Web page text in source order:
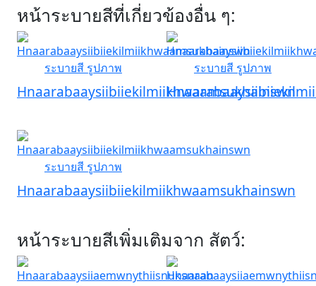
หน้าระบายสีที่เกี่ยวข้องอื่น ๆ:
Hnaarabaaysiibiiekilmiikhwaamsukhainswn
Hnaarabaaysiibiiekilmiikhwaamsukhainswn
หน้าระบายสีเพิ่มเติมจาก สัตว์: